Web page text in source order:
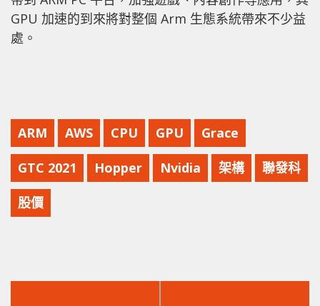
GPU 加速的到來將對整個 Arm 生態系統帶來不少益
處。
ARM AWS CPU GPU Grace
GTC 2021 Hopper Nvidia 架構 聯發科
股價